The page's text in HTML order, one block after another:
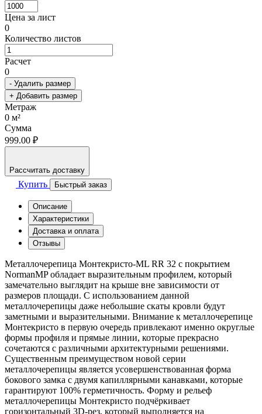
Цена за лист
0
Количество листов
Расчет
0
- Удалить размер
+ Добавить размер
Метраж
0 м²
Сумма
999.00 ₽
Рассчитать доставку
Купить Быстрый заказ
Описание
Характеристики
Доставка и оплата
Отзывы
Металлочерепица Монтекристо-ML RR 32 с покрытием
NormanMP обладает выразительным профилем, который
замечательно выглядит на крыше вне зависимости от
размеров площади. С использованием данной
металлочерепицы даже небольшие скаты кровли будут
заметными и выразительными. Внимание к металлочерепице
Монтекристо в первую очередь привлекают именно округлые
формы профиля и прямые линии, которые прекрасно
сочетаются с различными архитектурными решениями.
Существенным преимуществом новой серии
металлочерепицы является усовершенствованная форма
бокового замка с двумя капиллярными канавками, которые
гарантируют 100% герметичность. Форму и рельеф
металлочерепицы Монтекристо подчёркивает
горизонтальный 3D-рез, который выполняется на